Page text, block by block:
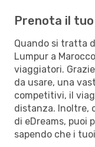
Prenota il
Quando si tratta
Lumpur a
viaggiatori.
da usare, una
competitivi, il
distanza. Inoltre,
di eDreams,
sapendo che i